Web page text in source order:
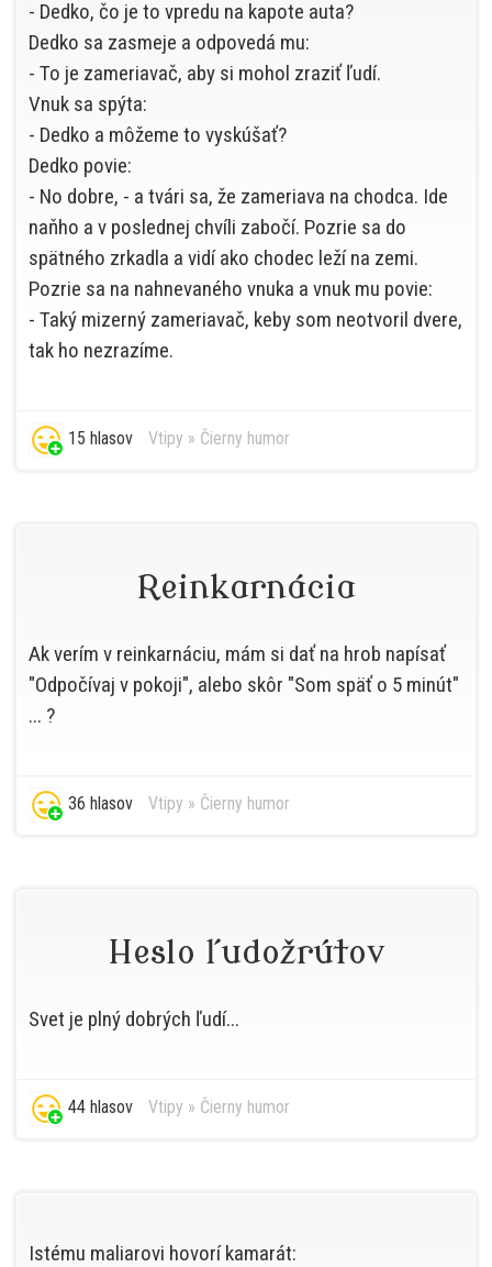
- Dedko, čo je to vpredu na kapote auta?
Dedko sa zasmeje a odpovedá mu:
- To je zameriavač, aby si mohol zraziť ľudí.
Vnuk sa spýta:
- Dedko a môžeme to vyskúšať?
Dedko povie:
- No dobre, - a tvári sa, že zameriava na chodca. Ide
naňho a v poslednej chvíli zabočí. Pozrie sa do
spätného zrkadla a vidí ako chodec leží na zemi.
Pozrie sa na nahnevaného vnuka a vnuk mu povie:
- Taký mizerný zameriavač, keby som neotvoril dvere,
tak ho nezrazíme.
15 hlasov Vtipy » Čierny humor
Reinkarnácia
Ak verím v reinkarnáciu, mám si dať na hrob napísať
"Odpočívaj v pokoji", alebo skôr "Som späť o 5 minút"
... ?
36 hlasov Vtipy » Čierny humor
Heslo ľudožrútov
Svet je plný dobrých ľudí...
44 hlasov Vtipy » Čierny humor
Istému maliarovi hovorí kamarát: